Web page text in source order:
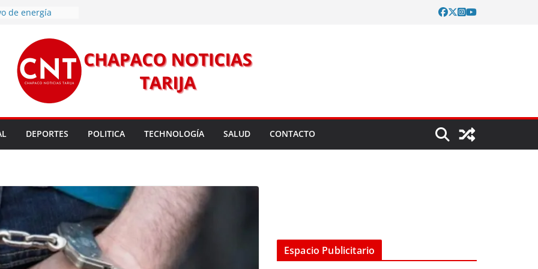
de energía
este
nuevo
legales para
para un nuevo
entrega robots
fortalecer la
DEPORTES POLITICA TECHNOLOGÍA SALUD CONTACTO
Espacio Publicitario